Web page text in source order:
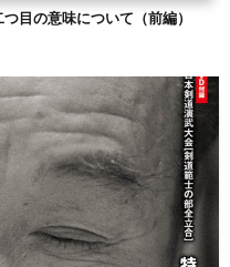
目の意味について（前編）